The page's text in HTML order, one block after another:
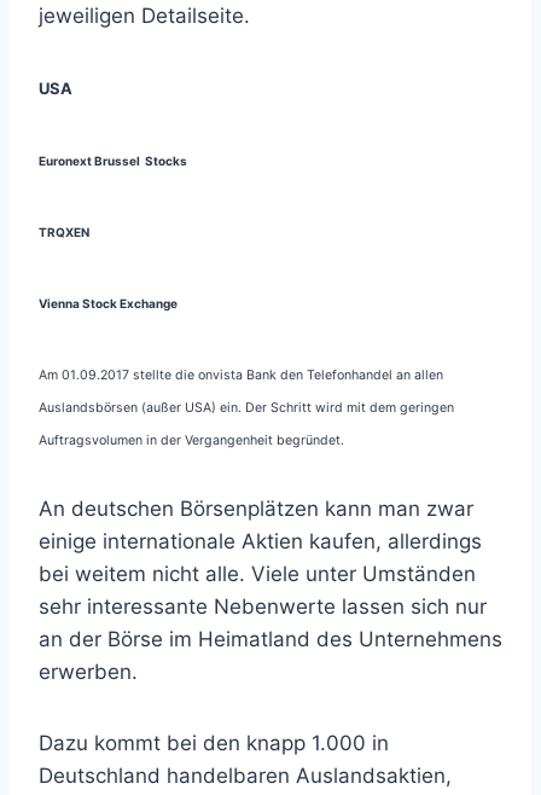
jeweiligen Detailseite.
USA
Euronext Brussel Stocks
TRQXEN
Vienna Stock Exchange
Am 01.09.2017 stellte die onvista Bank den Telefonhandel an allen
Auslandsbörsen (außer USA) ein. Der Schritt wird mit dem geringen
Auftragsvolumen in der Vergangenheit begründet.
An deutschen Börsenplätzen kann man zwar
einige internationale Aktien kaufen, allerdings
bei weitem nicht alle. Viele unter Umständen
sehr interessante Nebenwerte lassen sich nur
an der Börse im Heimatland des Unternehmens
erwerben.
Dazu kommt bei den knapp 1.000 in
Deutschland handelbaren Auslandsaktien,